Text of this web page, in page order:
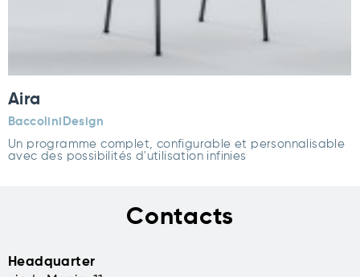
Aira
BaccoliniDesign
Un programme complet, configurable et personnalisable
avec des possibilités d'utilisation infinies
Contacts
Headquarter